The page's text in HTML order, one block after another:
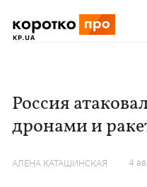
Россия
дронами и
АЛЕНА КАТАШИНСКАЯ 4